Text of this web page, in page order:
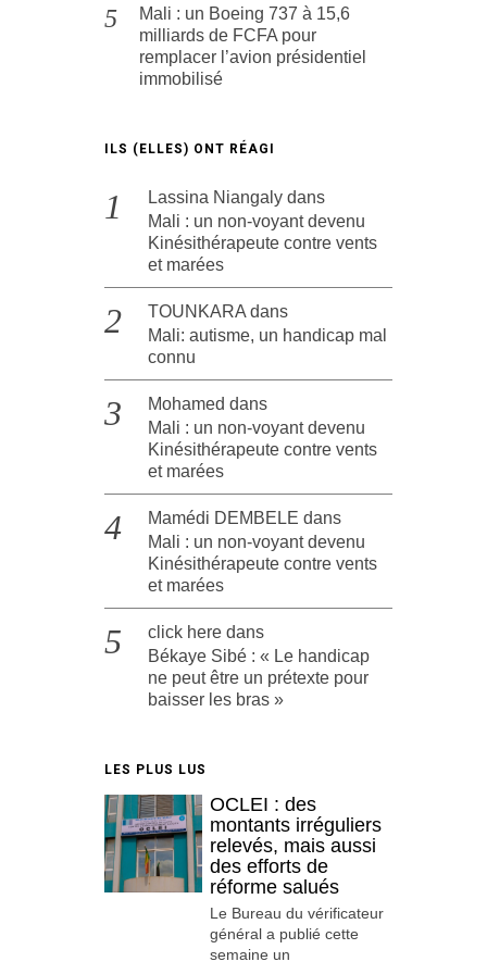
Mali : un Boeing 737 à 15,6
milliards de FCFA pour
remplacer l’avion présidentiel
immobilisé
ILS (ELLES) ONT RÉAGI
Lassina Niangaly dans
Mali : un non-voyant devenu
Kinésithérapeute contre vents
et marées
TOUNKARA dans
Mali: autisme, un handicap mal
connu
Mohamed dans
Mali : un non-voyant devenu
Kinésithérapeute contre vents
et marées
Mamédi DEMBELE dans
Mali : un non-voyant devenu
Kinésithérapeute contre vents
et marées
click here dans
Békaye Sibé : « Le handicap
ne peut être un prétexte pour
baisser les bras »
LES PLUS LUS
OCLEI : des
montants irréguliers
relevés, mais aussi
des efforts de
réforme salués
Le Bureau du vérificateur
général a publié cette
semaine un